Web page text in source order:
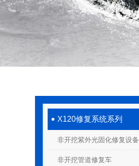
X120修复系统系列
非开挖紫外光固化修复设备
非开挖管道修复车